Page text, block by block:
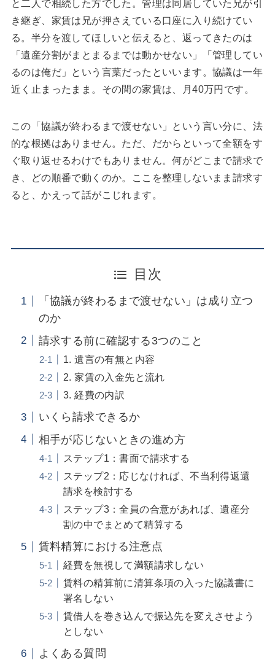
と二人で相続した方でした。管理は同居していた兄が引
き継ぎ、家賃は兄が押さえている口座に入り続けてい
る。半分を渡してほしいと伝えると、返ってきたのは
「遺産分割がまとまるまでは動かせない」「管理してい
るのは俺だ」という言葉だったといいます。協議は一年
近く止まったまま。その間の家賃は、月40万円です。
この「協議が終わるまで渡せない」という言い分に、法
的な根拠はありません。ただ、だからといって全額をす
ぐ取り返せるわけでもありません。何がどこまで請求で
き、どの順番で動くのか。ここを整理しないまま請求す
ると、かえって話がこじれます。
目次
「協議が終わるまで渡せない」は成り立つ
のか
請求する前に確認する3つのこと
1. 遺言の有無と内容
2. 家賃の入金先と流れ
3. 経費の内訳
いくら請求できるか
相手が応じないときの進め方
ステップ1：書面で請求する
ステップ2：応じなければ、不当利得返還
請求を検討する
ステップ3：全員の合意があれば、遺産分
割の中でまとめて精算する
賃料精算における注意点
経費を無視して満額請求しない
賃料の精算前に清算条項の入った協議書に
署名しない
賃借人を巻き込んで振込先を変えさせよう
としない
よくある質問